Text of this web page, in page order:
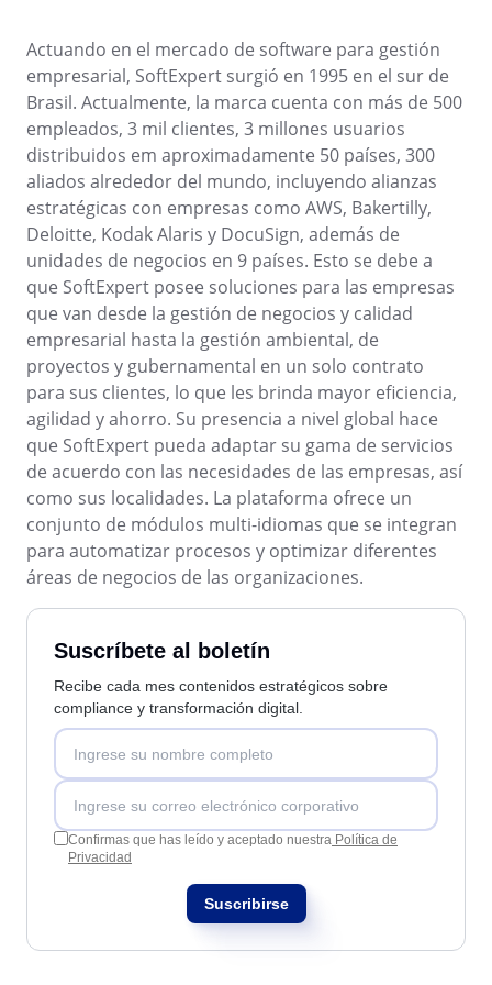
Process
Project
Risk
Survey
Training
Workflow
AppBuilder
APQP-PPAP
Problem
Archive
Asset
BRM
Calibration
Chatbot
Copilot AI
Capture
Competence
Customer
Data Lab
Drive
FMEA
Inspection
Kanban
Knowledge Base
Maintenance
Meeting
MSA
PDM
Portfolio
Requirement
Gestión de Servicios Empresariales - ESM
Gestión del Trabajo – CWM
Salud, Seguridad y Medio Ambiente - EHSM
Archive
Asset
BRM
Chatbot
Copilot AI
Capture
Competence
Customer
Data Lab
FMEA
Gamification
Inspection
Kanban
Educación
Minería y Metales
Productos Químicos
Servicios y Consultoría
Venta minorista, mayorista y distribución
PMBOK
BSC
ISO 20000
AS9100
ISO 19011
ISO 13485
ISO 55000
ISO 22301
ISO 26000
ITIL
ISO 10015
ISO 45001
Conquiste sus objetivos de negocio con soporte especializado y
personalizado.
Validación de Sistemas Informáticos
Alcanzar la Conformidad Regulatoria y la Eficiencia en Costos:
Servicios de Validación de SoftExpert para Sistemas
Actuando en el mercado de software para gestión
empresarial, SoftExpert surgió en 1995 en el sur de
Brasil. Actualmente, la marca cuenta con más de 500
empleados, 3 mil clientes, 3 millones usuarios
distribuidos em aproximadamente 50 países, 300
aliados alrededor del mundo, incluyendo alianzas
estratégicas con empresas como AWS, Bakertilly,
Deloitte, Kodak Alaris y DocuSign, además de
unidades de negocios en 9 países. Esto se debe a
que SoftExpert posee soluciones para las empresas
que van desde la gestión de negocios y calidad
empresarial hasta la gestión ambiental, de
proyectos y gubernamental en un solo contrato
para sus clientes, lo que les brinda mayor eficiencia,
agilidad y ahorro. Su presencia a nivel global hace
que SoftExpert pueda adaptar su gama de servicios
de acuerdo con las necesidades de las empresas, así
como sus localidades. La plataforma ofrece un
conjunto de módulos multi-idiomas que se integran
para automatizar procesos y optimizar diferentes
áreas de negocios de las organizaciones.
Suscríbete al boletín
Recibe cada mes contenidos estratégicos sobre
compliance y transformación digital.
Confirmas que has leído y aceptado nuestra Política de
Privacidad
Suscribirse